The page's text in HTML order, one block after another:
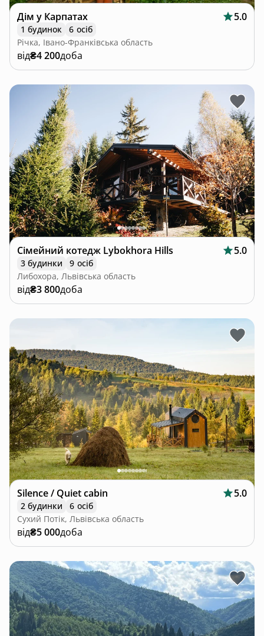
Дім у Карпатах 5.0
1 будинок
6 осіб
Річка, Івано-Франківська область
від₴4 200доба
Сімейний котедж Lybokhora Hills 5.0
3 будинки
9 осіб
Либохора, Львівська область
від₴3 800доба
Silence / Quiet cabin 5.0
2 будинки
6 осіб
Сухий Потік, Львівська область
від₴5 000доба